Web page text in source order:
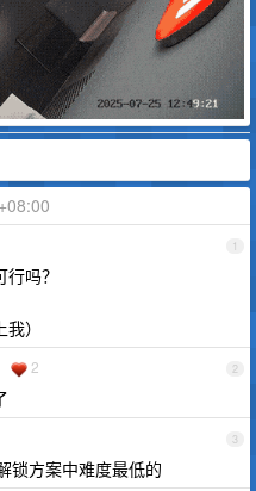
1
吗？
）
2
2
3
锁方案中难度最低的